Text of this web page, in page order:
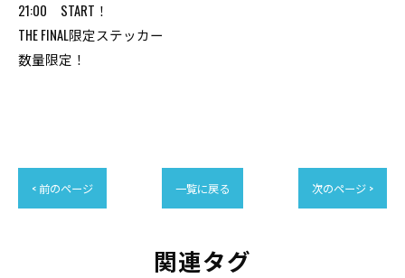
21:00 START！
THE FINAL限定ステッカー
数量限定！
< 前のページ 一覧に戻る 次のページ >
関連タグ